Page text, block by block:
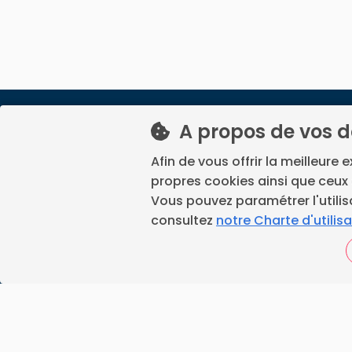
A propos de vos
Afin de vous offrir la meilleure
propres cookies ainsi que
Vous pouvez paramétrer
consultez notre Charte
La prise de rendez-vous
France Ramonage est un